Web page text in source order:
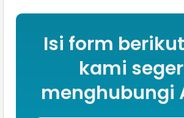
Isi form
kami
menghubungi